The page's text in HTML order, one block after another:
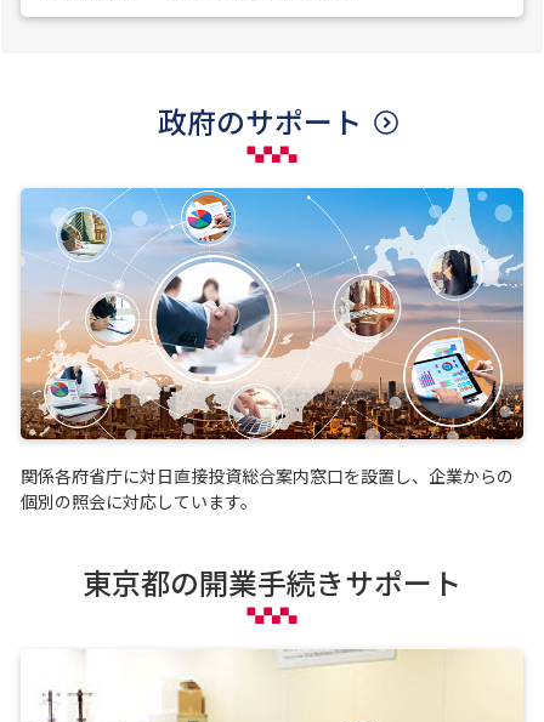
政府のサポート
関係各府省庁に対日直接投資総合案内窓口を設置し、企業からの
個別の照会に対応しています。
東京都の開業手続きサポート